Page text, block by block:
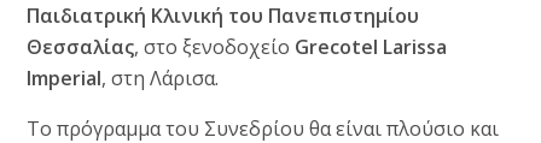
Παιδιατρική Κλινική του Πανεπιστημίου
Θεσσαλίας, στο ξενοδοχείο Grecotel Larissa
Imperial, στη Λάρισα.
Το πρόγραμμα του Συνεδρίου θα είναι πλούσιο και